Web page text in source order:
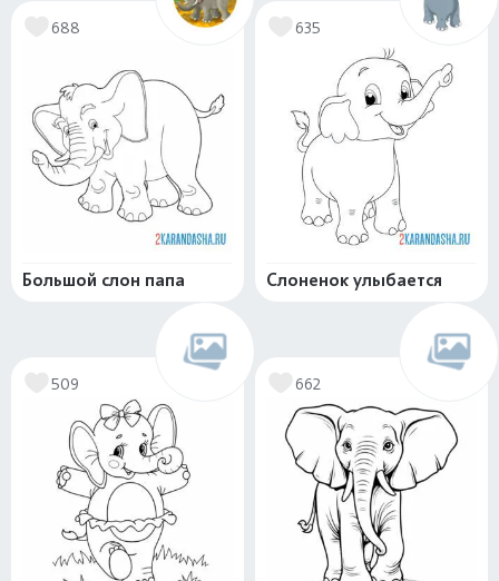
688
Большой слон папа
635
Слоненок улыбается
509 662